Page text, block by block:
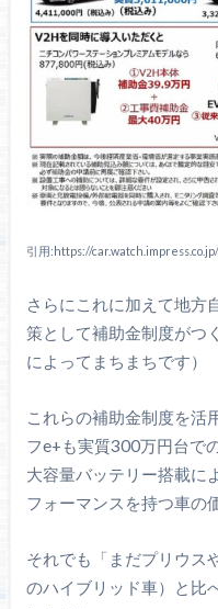
引用:https://car.watch.impress.co.jp/
さらにこれに加えて地方
策として補助金制度がつ
によってまちまちです）
これらの補助金制度を活
フe+も実質300万円台で
大容量バッテリー搭載に
フォーマンスを持つ車の
それでも「まだプリウス
のハイブリッド車）と比